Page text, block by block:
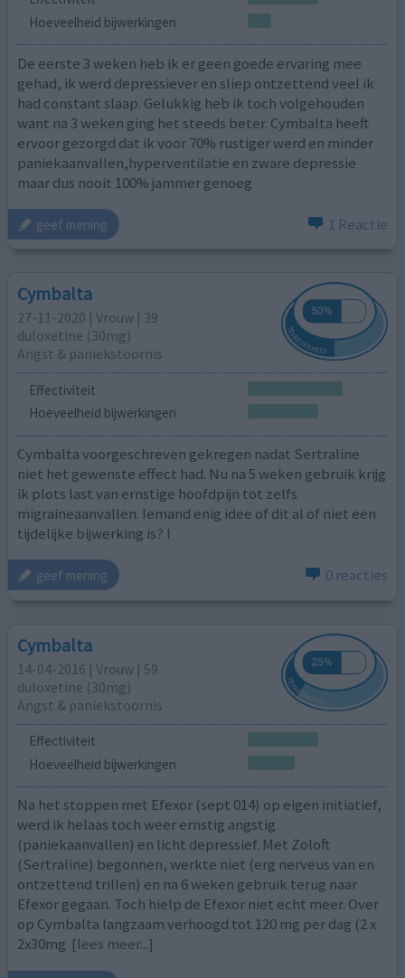
Hoeveelheid bijwerkingen
De eerste 3 weken heb ik er geen goede ervaring mee
gehad, ik werd depressiever en sliep ontzettend veel ik
had constant slaap. Gelukkig heb ik toch volgehouden
want na 3 weken ging het steeds beter. Cymbalta heeft
ervoor gezorgd dat ik voor 70% rustiger werd en minder
paniekaanvallen,hyperventilatie en zware depressie
maar dus nooit 100% jammer genoeg
geef mening 1 Reactie
Cymbalta
27-11-2020 | Vrouw | 39
duloxetine (30mg)
Angst & paniekstoornis
Effectiviteit
Hoeveelheid bijwerkingen
Cymbalta voorgeschreven gekregen nadat Sertraline
niet het gewenste effect had. Nu na 5 weken gebruik krijg
ik plots last van ernstige hoofdpijn tot zelfs
migraineaanvallen. Iemand enig idee of dit al of niet een
tijdelijke bijwerking is? I
geef mening 0 reacties
Cymbalta
14-04-2016 | Vrouw | 59
duloxetine (30mg)
Angst & paniekstoornis
Effectiviteit
Hoeveelheid bijwerkingen
Na het stoppen met Efexor (sept 014) op eigen initiatief,
werd ik helaas toch weer ernstig angstig
(paniekaanvallen) en licht depressief. Met Zoloft
(Sertraline) begonnen, werkte niet (erg nerveus van en
ontzettend trillen) en na 6 weken gebruik terug naar
Efexor gegaan. Toch hielp de Efexor niet echt meer. Over
op Cymbalta langzaam verhoogd tot 120 mg per dag (2 x
2x30mg [lees meer...]